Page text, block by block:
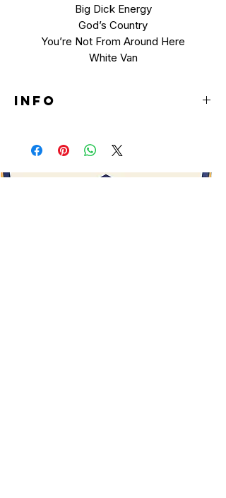
Big Dick Energy
God’s Country
You’re Not From Around Here
White Van
INFO